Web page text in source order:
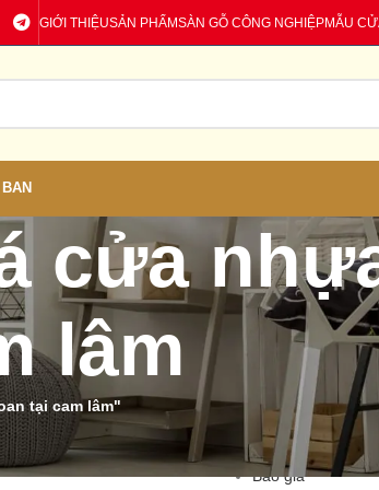
GIỚI THIỆUSẢN PHẨMSÀN GỖ CÔNG NGHIỆPMẪU
cửa
lâm
tại cam lâm"
CATEGORIES
Báo giá